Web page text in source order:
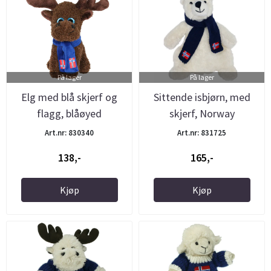
På lager
Elg med blå skjerf og
flagg, blåøyed
Art.nr: 830340
138,-
Kjøp
På lager
Sittende isbjørn, med
skjerf, Norway
Art.nr: 831725
165,-
Kjøp